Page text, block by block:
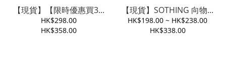
【現貨】【限時優惠買3...
HK$298.00
HK$358.00
【現貨】SOTHING 向物...
HK$198.00 ~ HK$238.00
HK$338.00